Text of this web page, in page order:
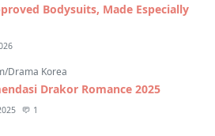
Bodysuits, Made Especially
Drama Korea
Drakor Romance 2025
1